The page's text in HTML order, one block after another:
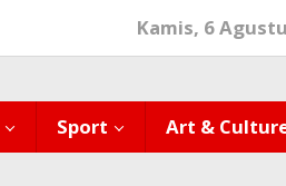
Kamis, 6
Sport Art &